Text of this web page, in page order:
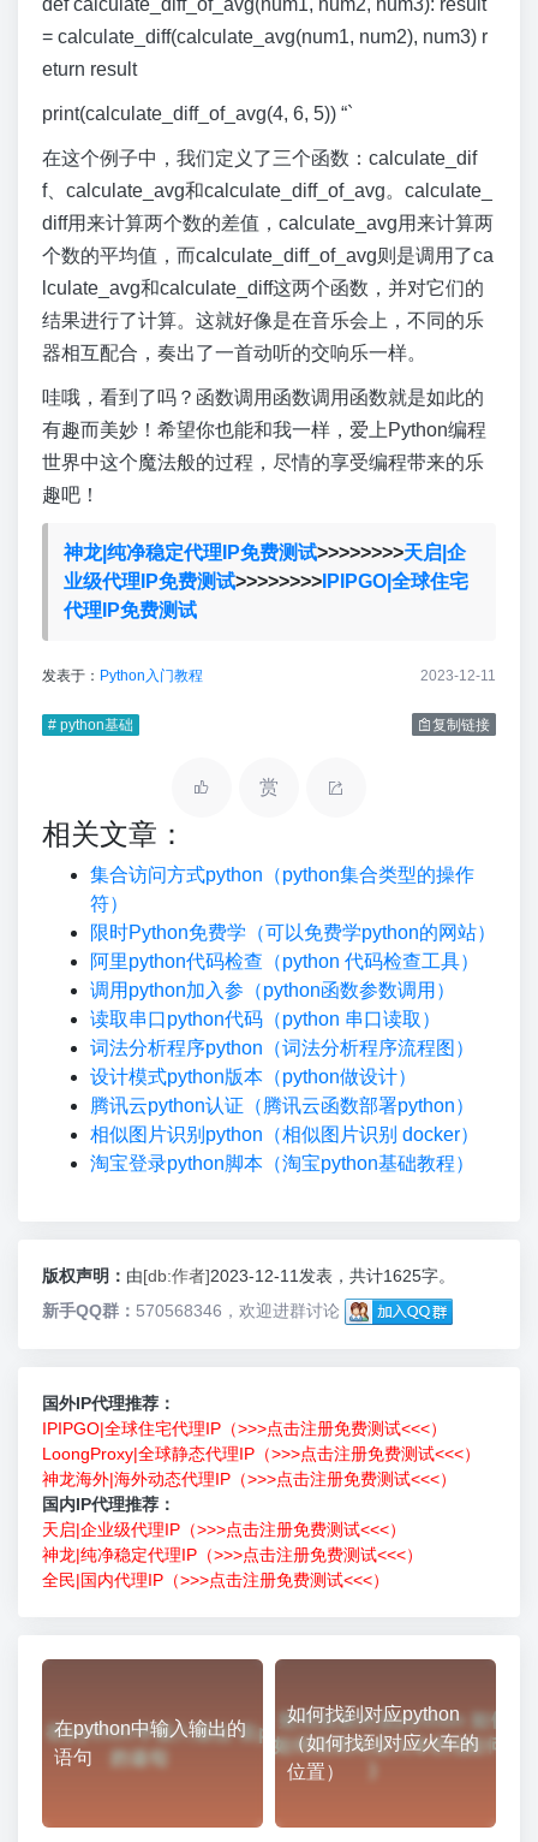
def calculate_diff_of_avg(num1, num2, num3): result
= calculate_diff(calculate_avg(num1, num2), num3) r
eturn result
print(calculate_diff_of_avg(4, 6, 5)) “`
在这个例子中，我们定义了三个函数：calculate_dif
f、calculate_avg和calculate_diff_of_avg。calculate_
diff用来计算两个数的差值，calculate_avg用来计算两
个数的平均值，而calculate_diff_of_avg则是调用了ca
lculate_avg和calculate_diff这两个函数，并对它们的
结果进行了计算。这就好像是在音乐会上，不同的乐
器相互配合，奏出了一首动听的交响乐一样。
哇哦，看到了吗？函数调用函数调用函数就是如此的
有趣而美妙！希望你也能和我一样，爱上Python编程
世界中这个魔法般的过程，尽情的享受编程带来的乐
趣吧！
神龙|纯净稳定代理IP免费测试>>>>>>>>天启|企
业级代理IP免费测试>>>>>>>>IPIPGO|全球住宅
代理IP免费测试
发表于： Python入门教程 2023-12-11
# python基础 复制链接
赏
相关文章：
集合访问方式python（python集合类型的操作
符）
限时Python免费学（可以免费学python的网站）
阿里python代码检查（python 代码检查工具）
调用python加入参（python函数参数调用）
读取串口python代码（python 串口读取）
词法分析程序python（词法分析程序流程图）
设计模式python版本（python做设计）
腾讯云python认证（腾讯云函数部署python）
相似图片识别python（相似图片识别 docker）
淘宝登录python脚本（淘宝python基础教程）
版权声明： 由[db:作者]2023-12-11发表，共计1625字。
新手QQ群： 570568346，欢迎进群讨论
国外IP代理推荐：
IPIPGO|全球住宅代理IP（>>>点击注册免费测试<<<）
LoongProxy|全球静态代理IP（>>>点击注册免费测试<<<）
神龙海外|海外动态代理IP（>>>点击注册免费测试<<<）
国内IP代理推荐：
天启|企业级代理IP（>>>点击注册免费测试<<<）
神龙|纯净稳定代理IP（>>>点击注册免费测试<<<）
全民|国内代理IP（>>>点击注册免费测试<<<）
在python中输入输出的
语句
如何找到对应python
（如何找到对应火车的
位置）